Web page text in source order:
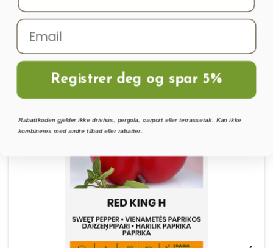
Registrer deg og spar 5%
Rabattkoden gjelder ikke drivhus, pergola, carport eller terrassetak. Kan ikke
kombineres med andre tilbud eller rabatter.